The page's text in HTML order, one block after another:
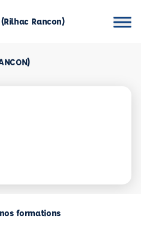
Rancon)
formations